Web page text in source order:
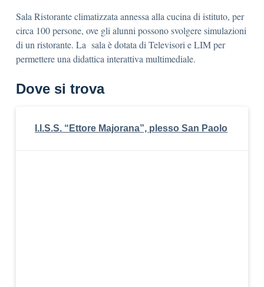
Sala Ristorante climatizzata annessa alla cucina di istituto, per
circa 100 persone, ove gli alunni possono svolgere simulazioni
di un ristorante. La sala è dotata di Televisori e LIM per
permettere una didattica interattiva multimediale.
Dove si trova
I.I.S.S. “Ettore Majorana”, plesso San Paolo